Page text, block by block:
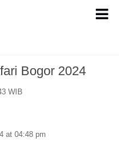
Bogor 2024
WIB
at 04:48 pm